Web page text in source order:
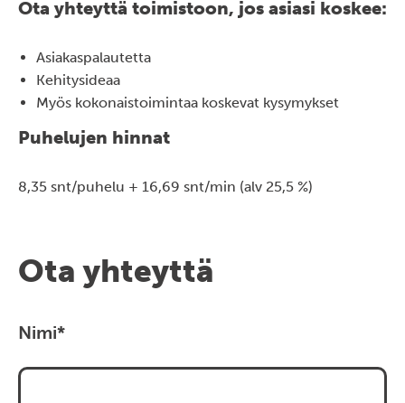
Ota yhteyttä toimistoon, jos asiasi koskee:
Asiakaspalautetta
Kehitysideaa
Myös kokonaistoimintaa koskevat kysymykset
Puhelujen hinnat
8,35 snt/puhelu + 16,69 snt/min (alv 25,5 %)
Ota yhteyttä
Nimi*